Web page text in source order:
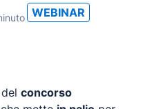
WEBINAR
concorso